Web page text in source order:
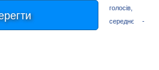
голосів,
середнє -